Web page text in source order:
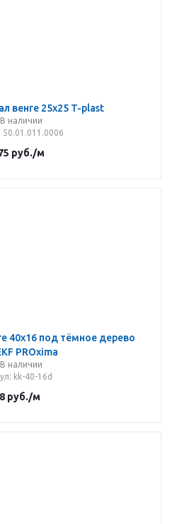
венге 25х25 T-plast
В наличии
: 50.01.011.0006
руб./м
40х16 под тёмное дерево
PROxima
В наличии
: kk-40-16d
руб./м